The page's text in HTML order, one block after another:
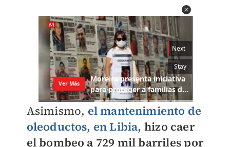
Asimismo, el mantenimiento de
oleoductos, en Libia, hizo caer
el bombeo a 729 mil barriles por